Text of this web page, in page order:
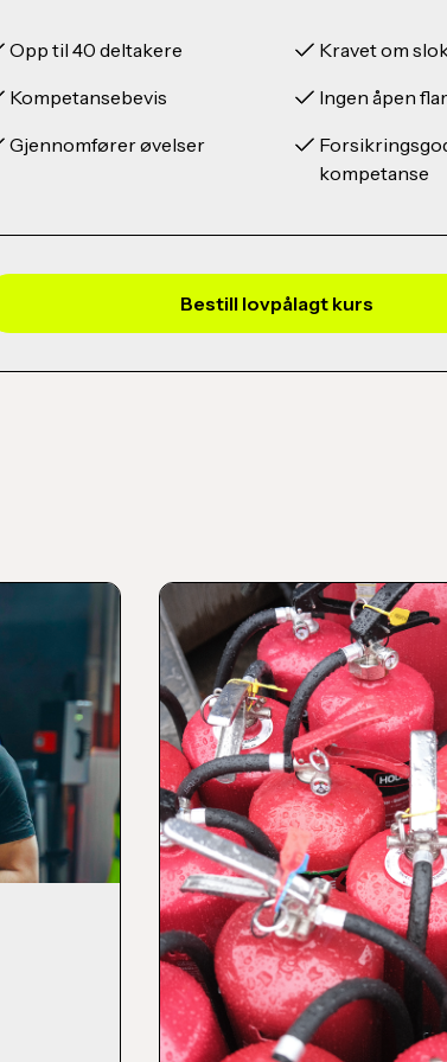
Opp til 40 deltakere
Kravet om
Kompetansebevis
Ingen åpen
Gjennomfører øvelser
kompetanse
Bestill lovpålagt kurs